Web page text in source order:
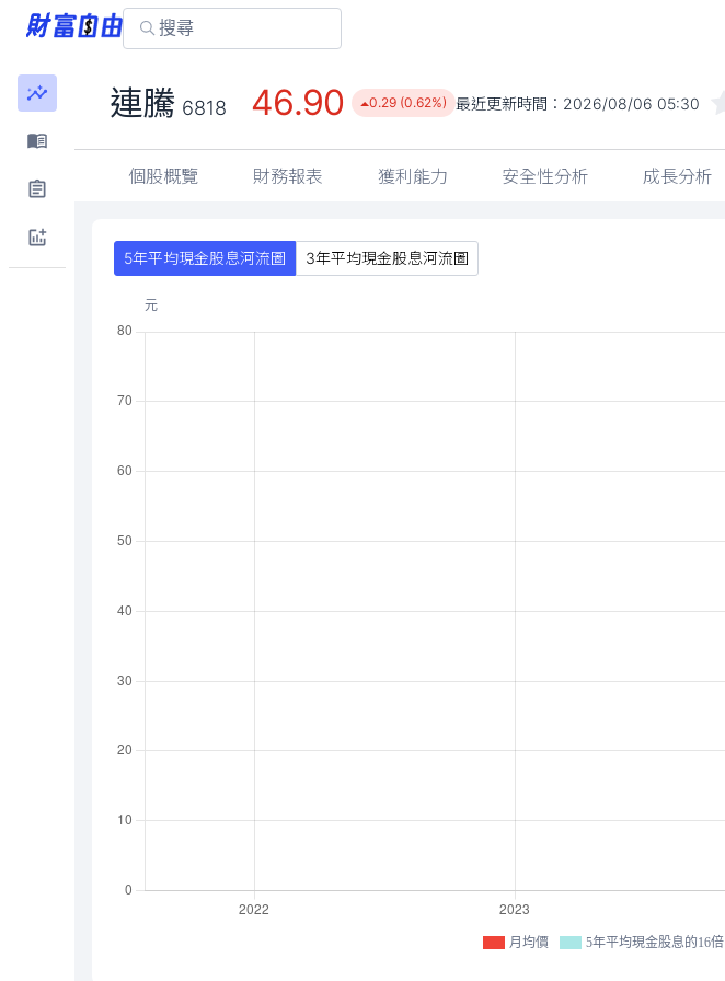
連騰 6818 46.90 0.29 (0.62%) 最近更新時間： 2026/08/06 05:30
個股概覽 財務報表 獲利能力 安全性分析 成長分析
5年平均現金股息河流圖 3年平均現金股息河流圖
月均價 5年平均現金股息的16倍